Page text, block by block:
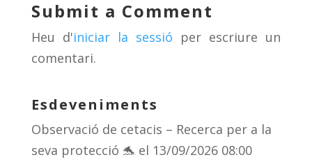
s m te
ix
Submit a Comment
Heu d'iniciar la sessió per escriure un
comentari.
Esdeveniments
Observació de cetacis – Recerca per a la
seva protecció 🐬 el 13/09/2026 08:00